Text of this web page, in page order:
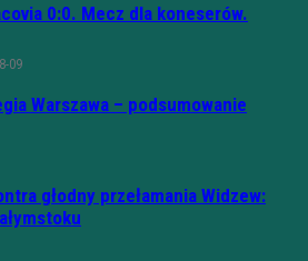
0:0. Mecz dla koneserów.
09
Warszawa – podsumowanie
głodny przełamania Widzew: